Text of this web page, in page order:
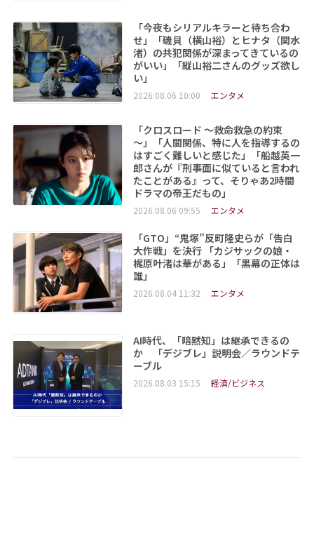
「今夜もシリアルキラーと待ち合わ
せ」「磯貝（横山裕）とヒナタ（関水
渚）の共犯関係が深まってきているの
がいい」「縦山裕二さんのグッズ欲し
い」
2026.08.06 10:00 エンタメ
「クロスロード ～救命救急の約束
～」「人間関係、特に人を指導するの
はすごく難しいと感じた」「船越英一
郎さんが『刑事面に似ていると言われ
たことがある』って、そりゃあ2時間
ドラマの帝王だもの」
2026.08.06 09:55 エンタメ
「GTO」“鬼塚”反町隆史らが「告白
大作戦」を決行 「カジサックの娘・
梶原叶渚は華がある」「黒幕の正体は
誰」
2026.08.04 11:32 エンタメ
AI時代、「暗黙知」は継承できるの
か 「デジブレ」説明会／ラウンドテ
ーブル
2026.08.03 15:15 経済/ビジネス